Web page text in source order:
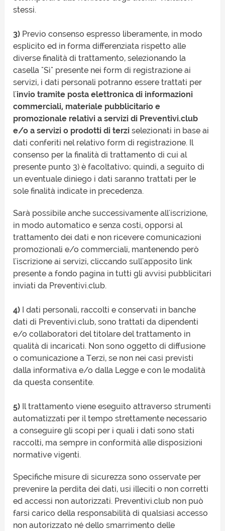
stessi.
3) Previo consenso espresso liberamente, in modo
esplicito ed in forma differenziata rispetto alle
diverse finalità di trattamento, selezionando la
casella "Sì" presente nei form di registrazione ai
servizi, i dati personali potranno essere trattati per
l'invio tramite posta elettronica di informazioni
commerciali, materiale pubblicitario e
promozionale relativi a servizi di Preventivi.club
e/o a servizi o prodotti di terziselezionati in base ai
dati conferiti nel relativo form di registrazione. Il
consenso per la finalità di trattamento di cui al
presente punto 3) è facoltativo; quindi, a seguito di
un eventuale diniego i dati saranno trattati per le
sole finalità indicate in precedenza.
Sarà possibile anche successivamente all'iscrizione,
in modo automatico e senza costi, opporsi al
trattamento dei dati e non ricevere comunicazioni
promozionali e/o commerciali, mantenendo però
l'iscrizione ai servizi, cliccando sull'apposito link
presente a fondo pagina in tutti gli avvisi pubblicitari
inviati da Preventivi.club.
4)
I dati personali, raccolti e conservati in banche
dati di Preventivi.club, sono trattati da dipendenti
e/o collaboratori del titolare del trattamento in
qualità di incaricati. Non sono oggetto di diffusione
o comunicazione a Terzi, se non nei casi previsti
dalla informativa e/o dalla Legge e con le modalità
da questa consentite.
5) Il trattamento viene eseguito attraverso strumenti
automatizzati per il tempo strettamente necessario
a conseguire gli scopi per i quali i dati sono stati
raccolti, ma sempre in conformità alle disposizioni
normative vigenti.
Specifiche misure di sicurezza sono osservate per
prevenire la perdita dei dati, usi illeciti o non corretti
ed accessi non autorizzati. Preventivi.club non può
farsi carico della responsabilità di qualsiasi accesso
non autorizzato né dello smarrimento delle